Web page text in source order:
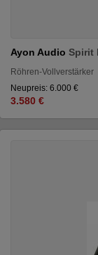
Ayon Audio Spirit
Röhren-Vollverstärker
Neupreis: 6.000 €
3.580 €